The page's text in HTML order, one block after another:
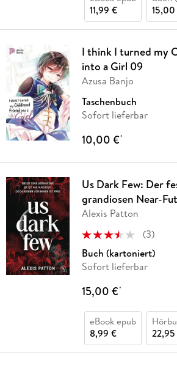
11,99 €
I think I turned my
into a Girl 09
Azusa Banjo
Taschenbuch
Sofort lieferbar
10,00 €*
Us Dark Few: Der
grandiosen Near-
Alexis Patton
(3)
Buch (kartoniert)
Sofort lieferbar
15,00 €*
eBook epub
8,99 €